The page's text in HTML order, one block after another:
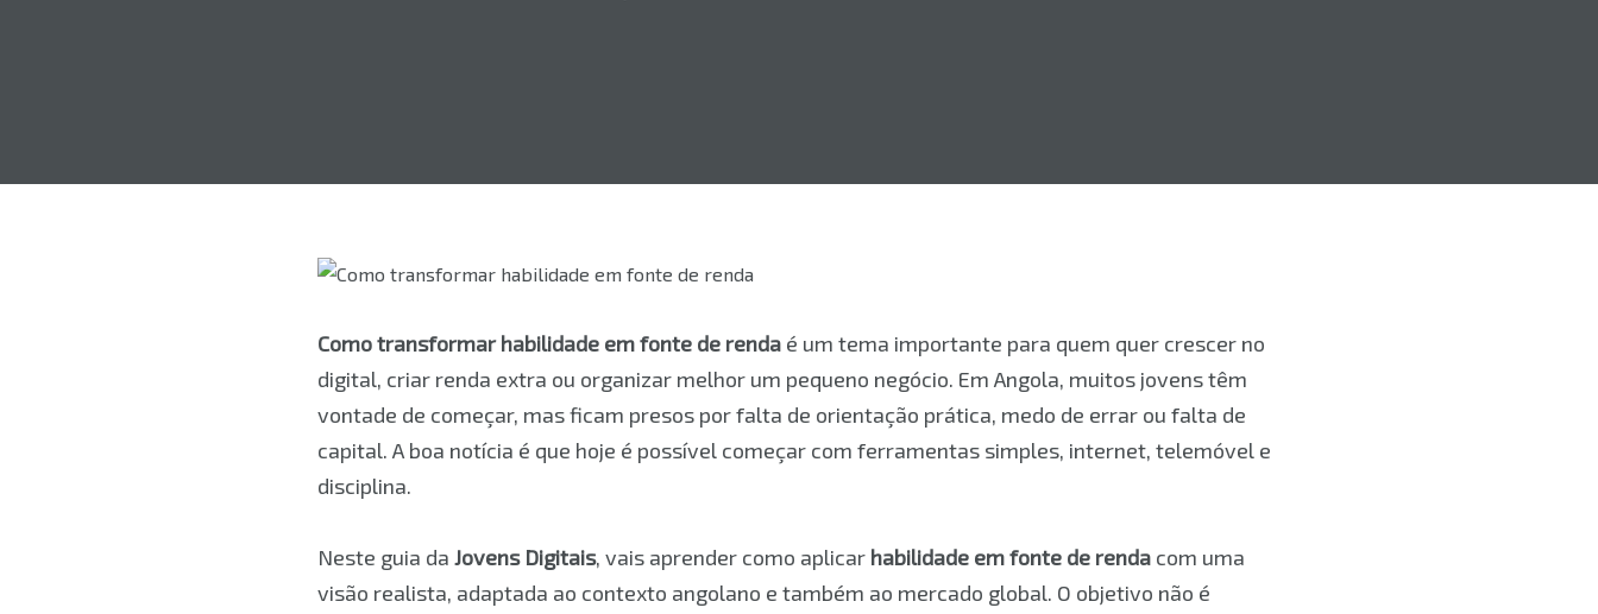
Como transformar habilidade em fonte de renda é um tema importante para quem quer crescer no
digital, criar renda extra ou organizar melhor um pequeno negócio. Em Angola, muitos jovens têm
vontade de começar, mas ficam presos por falta de orientação prática, medo de errar ou falta de
capital. A boa notícia é que hoje é possível começar com ferramentas simples, internet, telemóvel e
disciplina.
Neste guia da Jovens Digitais, vais aprender como aplicar habilidade em fonte de renda com uma
visão realista, adaptada ao contexto angolano e também ao mercado global. O objetivo não é